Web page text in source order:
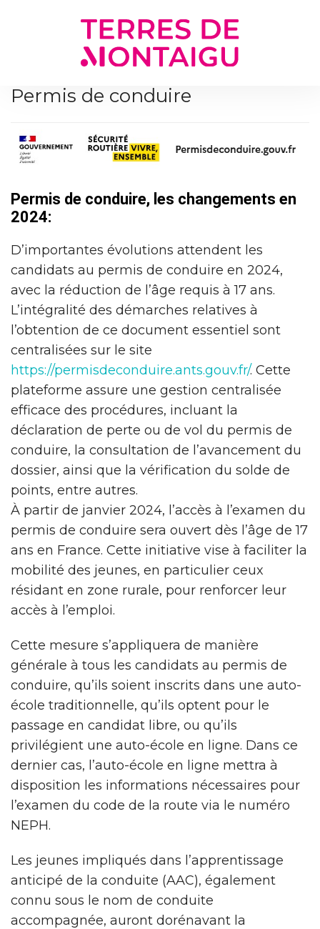
Permis de conduire
Permis de conduire, les changements en
2024:
D’importantes évolutions attendent les
candidats au permis de conduire en 2024,
avec la réduction de l’âge requis à 17 ans.
L’intégralité des démarches relatives à
l’obtention de ce document essentiel sont
centralisées sur le site
https://permisdeconduire.ants.gouv.fr/. Cette
plateforme assure une gestion centralisée
efficace des procédures, incluant la
déclaration de perte ou de vol du permis de
conduire, la consultation de l’avancement du
dossier, ainsi que la vérification du solde de
points, entre autres.
À partir de janvier 2024, l’accès à l’examen du
permis de conduire sera ouvert dès l’âge de 17
ans en France. Cette initiative vise à faciliter la
mobilité des jeunes, en particulier ceux
résidant en zone rurale, pour renforcer leur
accès à l’emploi.
Cette mesure s’appliquera de manière
générale à tous les candidats au permis de
conduire, qu’ils soient inscrits dans une auto-
école traditionnelle, qu’ils optent pour le
passage en candidat libre, ou qu’ils
privilégient une auto-école en ligne. Dans ce
dernier cas, l’auto-école en ligne mettra à
disposition les informations nécessaires pour
l’examen du code de la route via le numéro
NEPH.
Les jeunes impliqués dans l’apprentissage
anticipé de la conduite (AAC), également
connu sous le nom de conduite
accompagnée, auront dorénavant la